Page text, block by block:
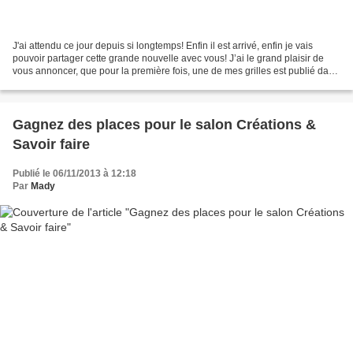
J'ai attendu ce jour depuis si longtemps! Enfin il est arrivé, enfin je vais
pouvoir partager cette grande nouvelle avec vous! J’ai le grand plaisir de
vous annoncer, que pour la première fois, une de mes grilles est publié dans
Gagnez des places pour le salon Créations &
Savoir faire
Publié le 06/11/2013 à 12:18
Par Mady